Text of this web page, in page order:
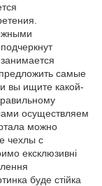
самые
вы ищите какой-
осуществляем
можно
чехлы с
ексклюзивні
буде стійка